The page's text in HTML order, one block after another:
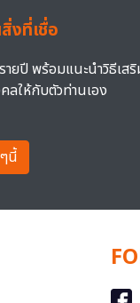
งที่เชื่อ
ายปี พร้อมแนะนำวิธีเส
ลให้กับตัวท่านเอง
นี้